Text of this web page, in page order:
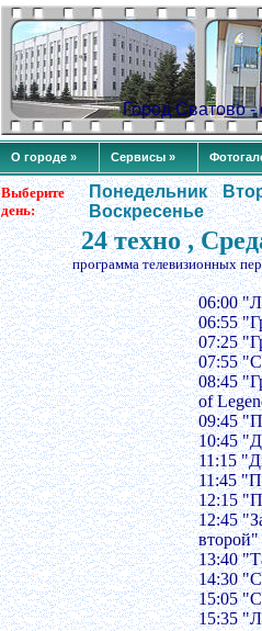
Город Сватово
О городе » Сервисы »
Выберите
день:
Понедельник
Воскресенье
24 техно ,
программа телевизионных
06:00
06:55
07:25
07:55
08:45
of
09:45
10:45
11:15
11:45
12:15
12:45
второй"
13:40
14:30
15:05
15:35